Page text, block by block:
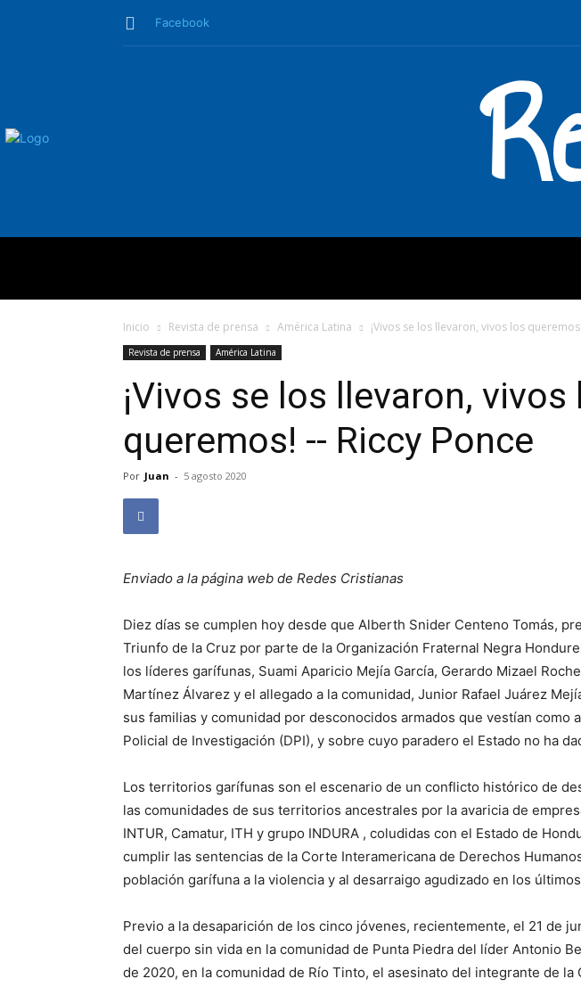
Facebook
Inicio Revista de prensa América Latina ¡Vivos se los llevaron, vivos los
Revista de prensa América Latina
¡Vivos se los llevaron, vivos
queremos! -- Riccy Ponce
Por Juan - 5 agosto 2020
Enviado a la página web de Redes Cristianas
Diez días se cumplen hoy desde que Alberth Snider Centeno Tomás,
Triunfo de la Cruz por parte de la Organización Fraternal Negra
los líderes garífunas, Suami Aparicio Mejía García, Gerardo Mizael
Martínez Álvarez y el allegado a la comunidad, Junior Rafael Juárez
sus familias y comunidad por desconocidos armados que vestían como
Policial de Investigación (DPI), y sobre cuyo paradero el Estado no ha
Los territorios garífunas son el escenario de un conflicto histórico de
las comunidades de sus territorios ancestrales por la avaricia de
INTUR, Camatur, ITH y grupo INDURA , coludidas con el Estado de
cumplir las sentencias de la Corte Interamericana de Derechos
población garífuna a la violencia y al desarraigo agudizado en los
Previo a la desaparición de los cinco jóvenes, recientemente, el 21 de
del cuerpo sin vida en la comunidad de Punta Piedra del líder Antonio
de 2020, en la comunidad de Río Tinto, el asesinato del integrante de la